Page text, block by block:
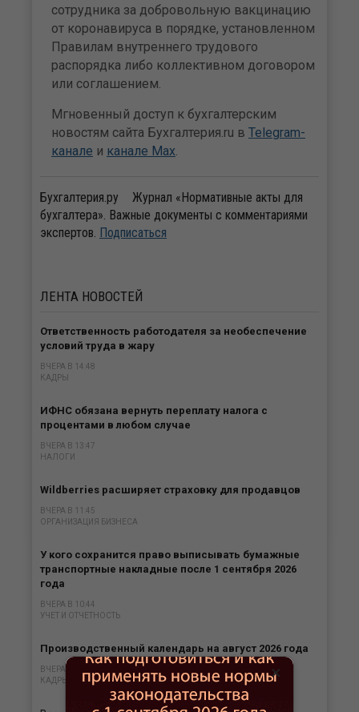
сотрудника за добровольную вакцинацию
от коронавируса в порядке, установленном
Правилам внутреннего трудового
распорядка либо коллективном договором
или соглашением.
Мгновенный доступ к бухгалтерским
новостям сайта Бухгалтерия.ru в Telegram-
канале и канале Max.
Бухгалтерия.ру
Журнал «Нормативные акты для
бухгалтера». Важные документы с комментариями
экспертов. Подписаться
ЛЕНТА НОВОСТЕЙ
Ответственность работодателя за необеспечение
условий труда в жару
ВЧЕРА В 14:48
КАДРЫ
ИФНС обязана вернуть переплату налога с
процентами в любом случае
ВЧЕРА В 13:47
НАЛОГИ
Wildberries расширяет страховку для продавцов
ВЧЕРА В 11:45
ОРГАНИЗАЦИЯ БИЗНЕСА
У кого сохранится право выписывать бумажные
транспортные накладные после 1 сентября 2026
года
ВЧЕРА В 10:44
УЧЕТ И ОТЧЕТНОСТЬ
Производственный календарь на август 2026 года
ВЧЕРА В 08:50
КАДРЫ
×